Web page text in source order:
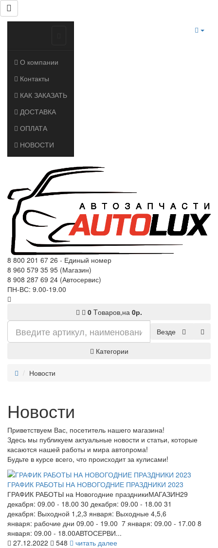
О компании
Контакты
КАК ЗАКАЗАТЬ
ДОСТАВКА
ОПЛАТА
НОВОСТИ
8 800 201 67 26 - Единый номер
8 960 579 35 95 (Магазин)
8 908 287 69 24 (Автосервис)
ПН-ВС: 9.00-19.00
0 Tоваров,на 0р.
Везде
Категории
Новости
Новости
Приветствуем Вас, посетитель нашего магазина!
Здесь мы публикуем актуальные новости и статьи, которые
касаются нашей работы и мира автопрома!
Будьте в курсе всего, что происходит за кулисами!
ГРАФИК РАБОТЫ НА НОВОГОДНИЕ ПРАЗДНИКИ 2023
ГРАФИК РАБОТЫ на Новогодние праздникиМАГАЗИН29
декабря: 09.00 - 18.00 30 декабря: 09.00 - 18.00 31
декабря: Выходной 1,2,3 января: Выходные 4,5,6
января: рабочие дни 09.00 - 19.00 7 января: 09.00 - 17.00 8
января: 09.00 - 18.00АВТОСЕРВИ...
27.12.2022
548 читать далее